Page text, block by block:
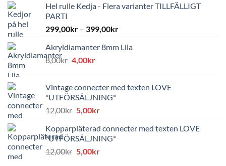
Hel rulle Kedja - Flera varianter TILLFÄLLIGT
PARTI
299,00kr – 399,00kr
Akryldiamanter 8mm Lila
8,00kr Det
var:
8,00kr.
4,00krDet
är:
4,00kr.
Vintage connecter med texten LOVE
*UTFÖRSÄLJNING*
12,00kr Det
priset
var:
12,00kr.
5,00krDet
priset
är:
5,00kr.
Kopparpläterad connecter med texten LOVE
*UTFÖRSÄLJNING*
12,00kr Det
5,00krDet